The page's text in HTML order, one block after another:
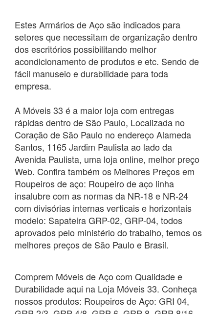
Estes Armários de Aço são indicados para
setores que necessitam de organização dentro
dos escritórios possibilitando melhor
acondicionamento de produtos e etc. Sendo de
fácil manuseio e durabilidade para toda
empresa.
A Móveis 33 é a maior loja com entregas
rápidas dentro de São Paulo, Localizada no
Coração de São Paulo no endereço Alameda
Santos, 1165 Jardim Paulista ao lado da
Avenida Paulista, uma loja online, melhor preço
Web. Confira também os Melhores Preços em
Roupeiros de aço: Roupeiro de aço linha
insalubre com as normas da NR-18 e NR-24
com divisórias internas verticais e horizontais
modelo: Sapateira GRP-02, GRP-04, todos
aprovados pelo ministério do trabalho, temos os
melhores preços de São Paulo e Brasil.
Comprem Móveis de Aço com Qualidade e
Durabilidade aqui na Loja Móveis 33. Conheça
nossos produtos: Roupeiros de Aço: GRI 04,